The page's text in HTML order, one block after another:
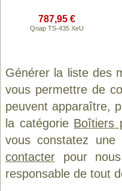
787,95 €
Qnap TS-435 XeU
Générer la liste des
vous permettre de
peuvent apparaître,
la catégorie Boîtiers
vous constatez
contacter pour
responsable de tout